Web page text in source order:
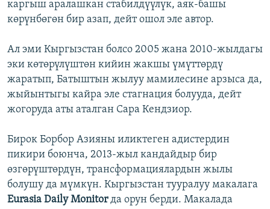
каргыш аралашкан стабилдүүлүк, аяк-башы
көрүнбөгөн бир азап, дейт ошол эле автор.
Ал эми Кыргызстан болсо 2005 жана 2010-жылдагы
эки көтөрүлүштөн кийин жакшы үмүттөрдү
жаратып, Батыштын жылуу мамилесине арзыса да,
жыйынтыгы кайра эле стагнация болууда, дейт
жогоруда аты аталган Сара Кендзиор.
Бирок Борбор Азияны иликтеген адистердин
пикири боюнча, 2013-жыл кандайдыр бир
өзгөрүштөрдүн, трансформациялардын жылы
болушу да мүмкүн. Кыргызстан тууралуу макалага
Eurasia Daily Monitorда орун берди. Макалада